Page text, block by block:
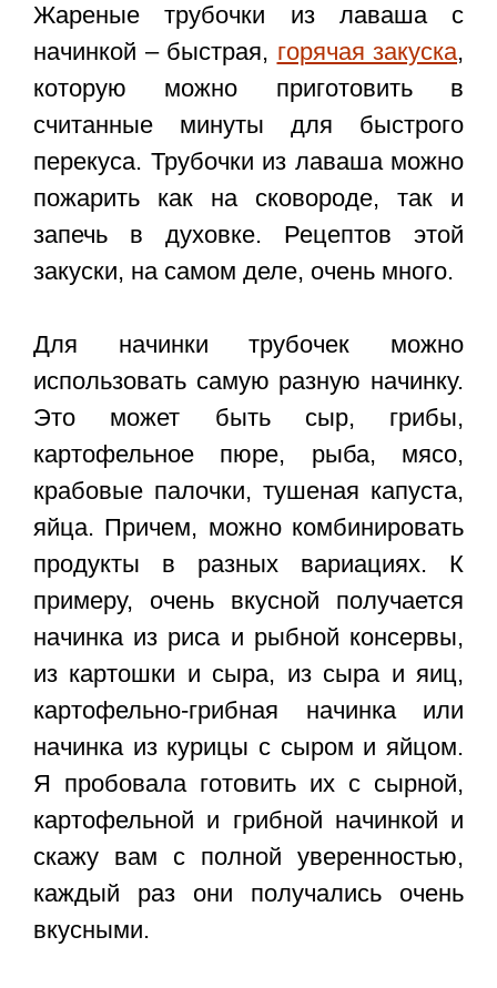
Жареные трубочки из лаваша с
начинкой – быстрая, горячая закуска,
которую можно приготовить в
считанные минуты для быстрого
перекуса. Трубочки из лаваша можно
пожарить как на сковороде, так и
запечь в духовке. Рецептов этой
закуски, на самом деле, очень много.
Для начинки трубочек можно
использовать самую разную начинку.
Это может быть сыр, грибы,
картофельное пюре, рыба, мясо,
крабовые палочки, тушеная капуста,
яйца. Причем, можно комбинировать
продукты в разных вариациях. К
примеру, очень вкусной получается
начинка из риса и рыбной консервы,
из картошки и сыра, из сыра и яиц,
картофельно-грибная начинка или
начинка из курицы с сыром и яйцом.
Я пробовала готовить их с сырной,
картофельной и грибной начинкой и
скажу вам с полной уверенностью,
каждый раз они получались очень
вкусными.